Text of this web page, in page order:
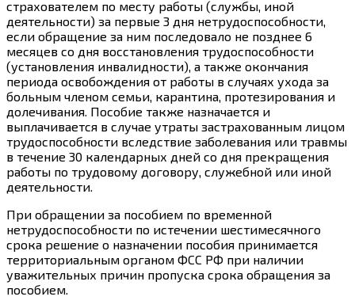
страхователем по месту работы (службы, иной
деятельности) за первые 3 дня нетрудоспособности,
если обращение за ним последовало не позднее 6
месяцев со дня восстановления трудоспособности
(установления инвалидности), а также окончания
периода освобождения от работы в случаях ухода за
больным членом семьи, карантина, протезирования и
долечивания. Пособие также назначается и
выплачивается в случае утраты застрахованным лицом
трудоспособности вследствие заболевания или травмы
в течение 30 календарных дней со дня прекращения
работы по трудовому договору, служебной или иной
деятельности.
При обращении за пособием по временной
нетрудоспособности по истечении шестимесячного
срока решение о назначении пособия принимается
территориальным органом ФСС РФ при наличии
уважительных причин пропуска срока обращения за
пособием.